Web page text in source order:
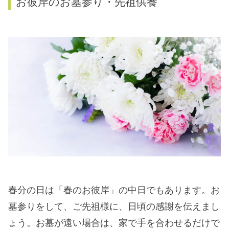
春分の日は「春のお彼岸」の中日でもあります。お
墓参りをして、ご先祖様に、日頃の感謝を伝えまし
ょう。お墓が遠い場合は、家で手を合わせるだけで